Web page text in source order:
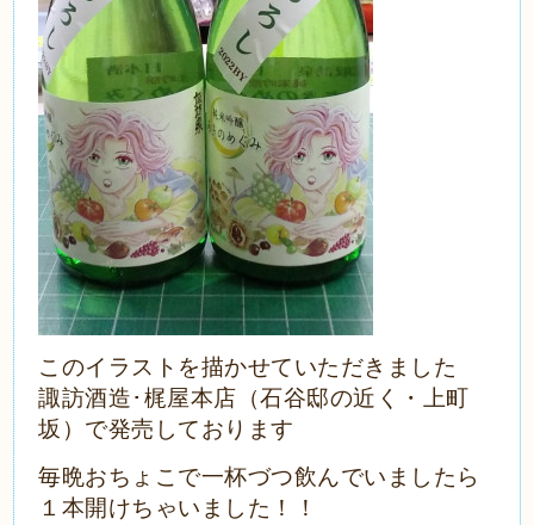
このイラストを描かせていただきました
諏訪酒造･梶屋本店（石谷邸の近く・上町
坂）で発売しております
毎晩おちょこで一杯づつ飲んでいましたら
１本開けちゃいました！！